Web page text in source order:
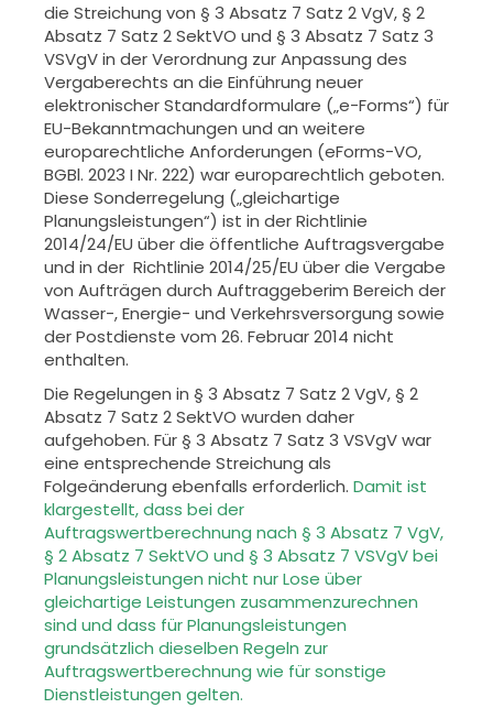
die Streichung von § 3 Absatz 7 Satz 2 VgV, § 2
Absatz 7 Satz 2 SektVO und § 3 Absatz 7 Satz 3
VSVgV in der Verordnung zur Anpassung des
Vergaberechts an die Einführung neuer
elektronischer Standardformulare („e-Forms“) für
EU-Bekanntmachungen und an weitere
europarechtliche Anforderungen (eForms-VO,
BGBl. 2023 I Nr. 222) war europarechtlich geboten.
Diese Sonderregelung („gleichartige
Planungsleistungen“) ist in derRichtlinie
2014/24/EU über die öffentliche Auftragsvergabe
und in der Richtlinie 2014/25/EU über die Vergabe
von Aufträgen durch Auftraggeberim Bereich der
Wasser-, Energie- und Verkehrsversorgung sowie
der Postdienste vom 26. Februar 2014 nicht
enthalten.
Die Regelungen in § 3 Absatz 7 Satz 2 VgV, § 2
Absatz 7 Satz 2 SektVO wurden daher
aufgehoben. Für § 3 Absatz 7 Satz 3 VSVgV war
eine entsprechende Streichung als
Folgeänderung ebenfalls erforderlich. Damit ist
klargestellt, dass bei der
Auftragswertberechnung nach § 3 Absatz 7 VgV,
§ 2 Absatz 7 SektVO und § 3 Absatz 7 VSVgV bei
Planungsleistungen nicht nurLose über
gleichartige Leistungen zusammenzurechnen
sind und dass fürPlanungsleistungen
grundsätzlich dieselben Regeln zur
Auftragswertberechnung wie für sonstige
Dienstleistungen gelten.